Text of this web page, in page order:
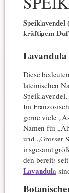
kräftigem
Diese
lateinischen
Im
gerne viele
Namen für
und „Grosser
insgesamt
den bereits
Lavandula